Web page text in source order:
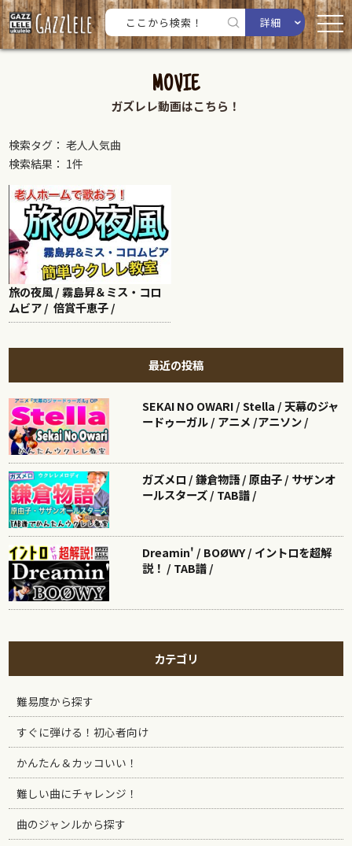
詳細
MOVIE
ガズレレ動画はこちら！
検索タグ： 老人人気曲
検索結果： 1件
旅の夜風 / 霧島昇＆ミス・コロ
ムビア / 倍賞千恵子 /
最近の投稿
SEKAI NO OWARI / Stella / 天幕のジャ
ードゥーガル / アニメ /アニソン /
ガズメロ / 鎌倉物語 / 原由子 / サザンオ
ールスターズ / TAB譜 /
Dreamin' / BOØWY / イントロを超解
説！ / TAB譜 /
カテゴリ
難易度から探す
すぐに弾ける！初心者向け
かんたん＆カッコいい！
難しい曲にチャレンジ！
曲のジャンルから探す